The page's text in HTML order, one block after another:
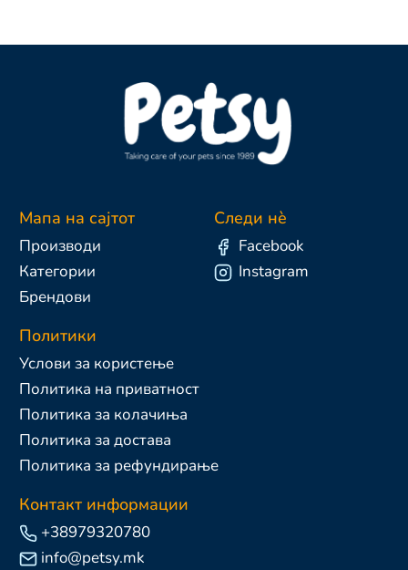
Мапа на сајтот
Производи
Категории
Брендови
Политики
Услови за користење
Политика на приватност
Политика за колачиња
Политика за достава
Политика за рефундирање
Контакт информации
+38979320780
info@petsy.mk
Следи нè
Facebook
Instagram